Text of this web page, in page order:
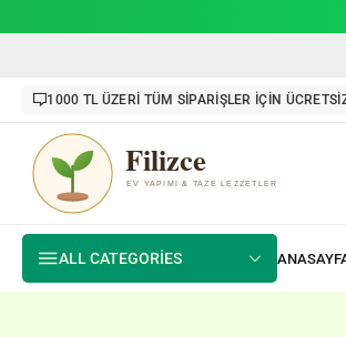
1000 TL ÜZERİ TÜM SİPARİŞLER İÇİN
ALL CATEGORIES